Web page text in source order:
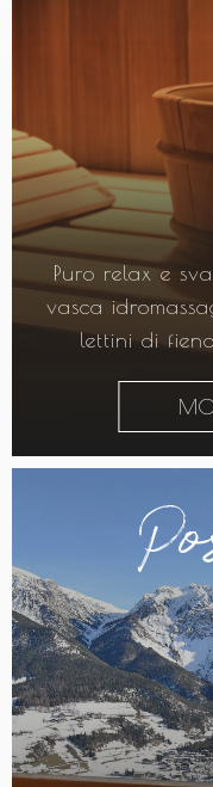
Puro relax e
vasca
lettini di